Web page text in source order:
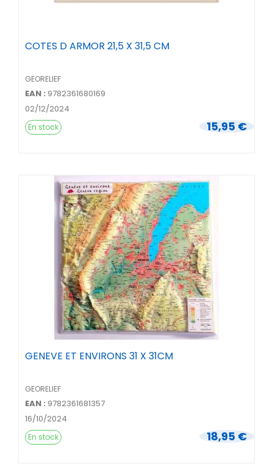
COTES D ARMOR 21,5 X 31,5 CM
GEORELIEF
EAN : 9782361680169
02/12/2024
15,95 €
En stock
GENEVE ET ENVIRONS 31 X 31CM
GEORELIEF
EAN : 9782361681357
16/10/2024
18,95 €
En stock